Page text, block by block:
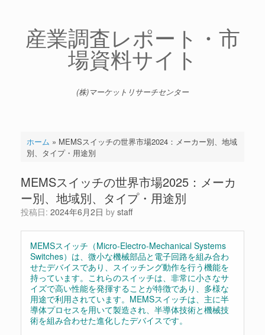
産業調査レポート・市
場資料サイト
(株)マーケットリサーチセンター
ホーム » MEMSスイッチの世界市場2024：メーカー別、地域
別、タイプ・用途別
MEMSスイッチの世界市場2025：メーカ
ー別、地域別、タイプ・用途別
投稿日: 2024年6月2日 by staff
MEMSスイッチ（Micro-Electro-Mechanical Systems
Switches）は、微小な機械部品と電子回路を組み合わ
せたデバイスであり、スイッチング動作を行う機能を
持っています。これらのスイッチは、非常に小さなサ
イズで高い性能を発揮することが特徴であり、多様な
用途で利用されています。MEMSスイッチは、主に半
導体プロセスを用いて製造され、半導体技術と機械技
術を組み合わせた進化したデバイスです。